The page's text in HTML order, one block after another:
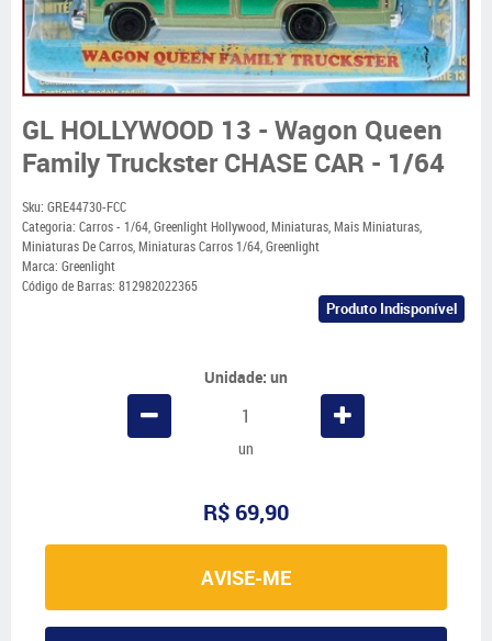
GL HOLLYWOOD 13 - Wagon Queen
Family Truckster CHASE CAR - 1/64
Sku: GRE44730-FCC
Categoria: Carros - 1/64,Greenlight Hollywood,Miniaturas,Mais Miniaturas,
Miniaturas De Carros,Miniaturas Carros 1/64,Greenlight
Marca: Greenlight
Código de Barras: 812982022365
Produto Indisponível
Unidade: un
un
R$ 69,90
AVISE-ME